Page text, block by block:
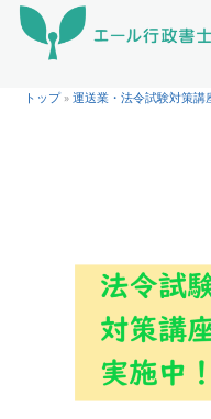
トップ»運送業・法令試験対策講